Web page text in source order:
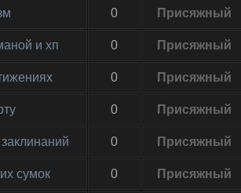
0 Присяжный
и хп 0 Присяжный
0 Присяжный
0 Присяжный
0 Присяжный
сумок 0 Присяжный